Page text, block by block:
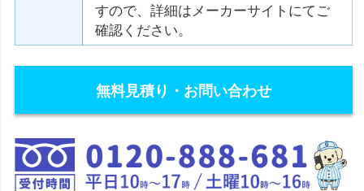
すので、詳細はメーカーサイトにてご
確認ください。
無料見積り・お問い合わせ